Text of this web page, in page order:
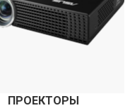
ПРОЕКТОРЫ